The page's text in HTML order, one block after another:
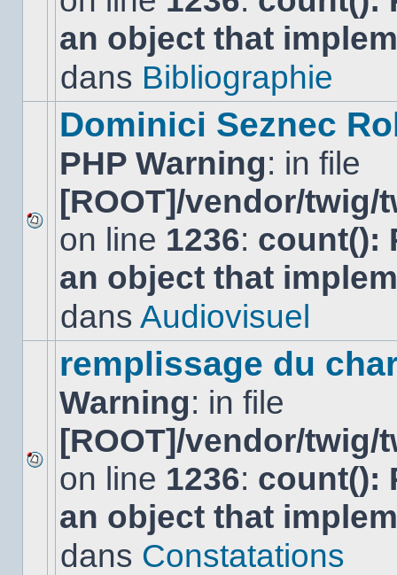
nouveau
message
non-
dans
an object that
dans Bibliographie
Aucun
nouveau
message
non-
dans
Dominici Seznec
PHP Warning: in file
[ROOT]/vendor/
on line 1236: count():
an object that
dans Audiovisuel
Aucun
nouveau
message
non-
dans
remplissage du
Warning: in file
[ROOT]/vendor/
on line 1236: count():
an object that
dans Constatations